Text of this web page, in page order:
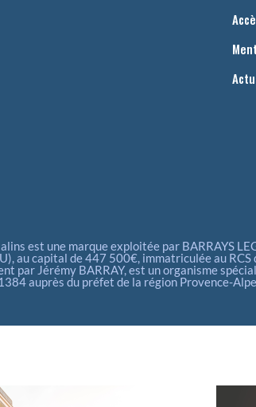
est une marque exploitée par BARRAYS
au capital de 447 500€, immatriculée au
par Jérémy BARRAY, est un organisme
auprès du préfet de la région Provence-